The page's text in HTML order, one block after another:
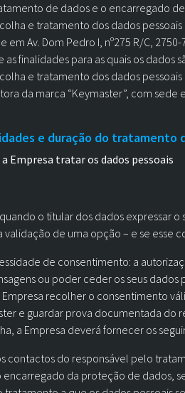
de dados e o encarregado
e tratamento dos dados
em Av. Dom Pedro I, nº275 R/C,
finalidades para as quais os dados
e tratamento dos dados
da marca “Keymaster”, com sede
e duração do tratamento
Empresa tratar os dados pessoais
o titular dos dados expressar
validação de uma opção – e se
de consentimento: a
ou poder ceder os seus dados
recolher o consentimento
e guardar prova documentada
a Empresa deverá fornecer os
contactos do responsável pelo
encarregado da proteção de dados,